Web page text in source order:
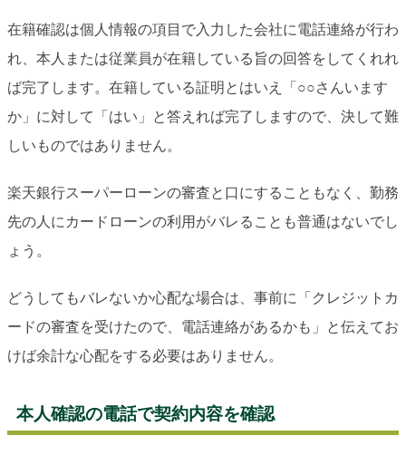
在籍確認は個人情報の項目で入力した会社に電話連絡が行わ
れ、本人または従業員が在籍している旨の回答をしてくれれ
ば完了します。在籍している証明とはいえ「○○さんいます
か」に対して「はい」と答えれば完了しますので、決して難
しいものではありません。
楽天銀行スーパーローンの審査と口にすることもなく、勤務
先の人にカードローンの利用がバレることも普通はないでし
ょう。
どうしてもバレないか心配な場合は、事前に「クレジットカ
ードの審査を受けたので、電話連絡があるかも」と伝えてお
けば余計な心配をする必要はありません。
本人確認の電話で契約内容を確認